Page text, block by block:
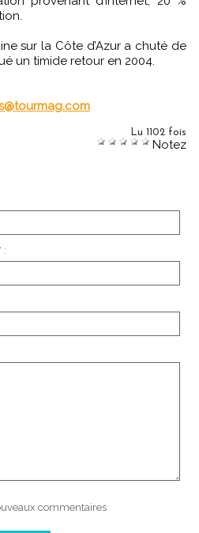
sur la Côte d’Azur a chuté de
un timide retour en 2004.
Lu 1102 fois
Notez
:
commentaires